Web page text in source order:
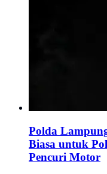
Polda
Biasa untuk
Pencuri Motor